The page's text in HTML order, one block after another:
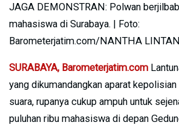
JAGA DEMONSTRAN: Polwan
mahasiswa di Surabaya. | Foto:
Barometerjatim.com/NANTHA
SURABAYA, Barometerjatim.com
yang dikumandangkan aparat
suara, rupanya cukup ampuh untuk
puluhan ribu mahasiswa di depan